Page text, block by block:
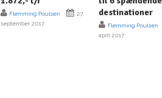
Flemming Poulsen
27.
september 2017
destinationer
Flemming Poulsen
april 2017